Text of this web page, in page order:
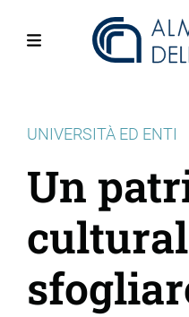
UNIVERSITÀ ED ENTI
Un